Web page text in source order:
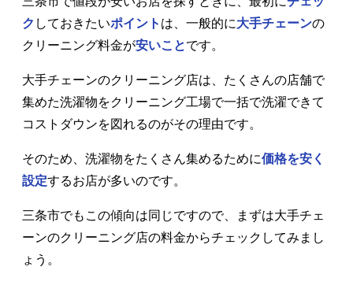
ク しておきたいポイント は、一般的に大手チェーンの
クリーニング料金が安いことです。
大手チェーンのクリーニング店は、たくさんの店舗で
集めた洗濯物をクリーニング工場で一括で洗濯できて
コストダウンを図れるのがその理由です。
そのため、洗濯物をたくさん集めるために価格を安く
設定するお店が多いのです。
三条市でもこの傾向は同じですので、まずは大手チェ
ーンのクリーニング店の料金からチェックしてみまし
ょう。